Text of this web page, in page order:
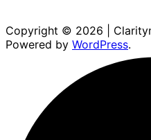
Copyright © 2026 |
Powered by WordPress.